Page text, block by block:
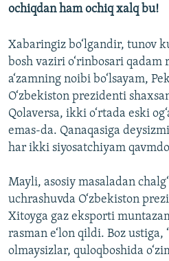
ochiqdan ham ochiq xalq bu!
Xabaringiz bo‘lgandir, tunov
bosh vaziri o‘rinbosari
a‘zamning noibi bo‘lsayam,
O‘zbekiston prezidenti
Qolaversa, ikki o‘rtada eski
emas-da. Qanaqasiga
har ikki siyosatchiyam
Mayli, asosiy masaladan
uchrashuvda O‘zbekiston
Xitoyga gaz eksporti
rasman e‘lon qildi. Boz ustiga,
olmaysizlar, quloqboshida